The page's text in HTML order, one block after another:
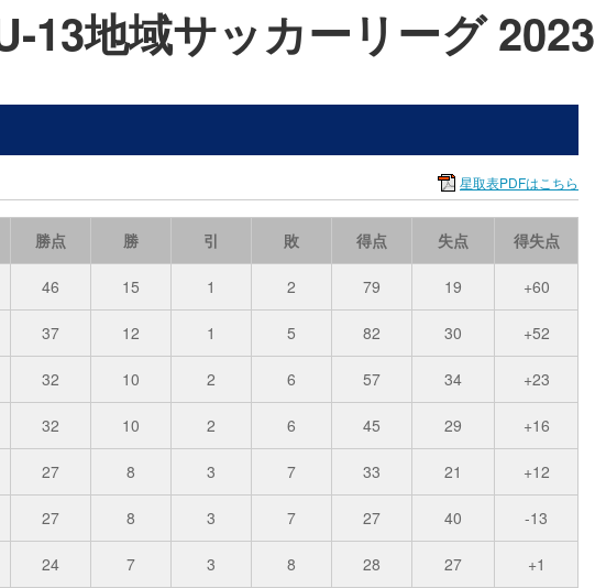
13地域サッカーリーグ 2023
星取表PDFはこちら
勝点 勝 引 敗 得点 失点 得失点
46 15 1 2 79 19 +60
37 12 1 5 82 30 +52
32 10 2 6 57 34 +23
32 10 2 6 45 29 +16
27 8 3 7 33 21 +12
27 8 3 7 27 40 -13
24 7 3 8 28 27 +1